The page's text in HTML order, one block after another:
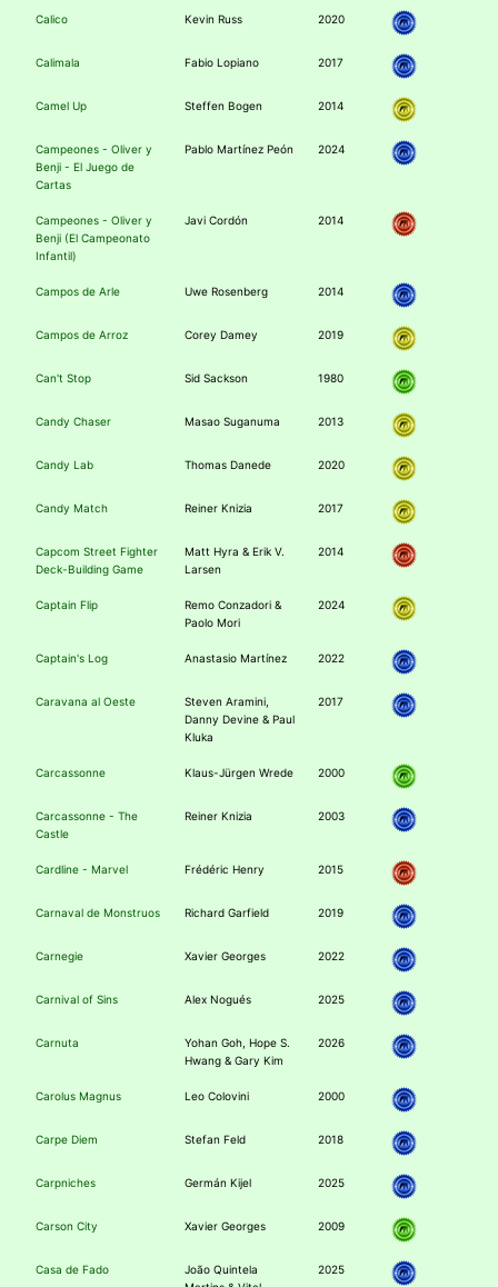
Calico Kevin Russ 2020
Calimala Fabio Lopiano 2017
Camel Up Steffen Bogen 2014
Campeones - Oliver y
Benji - El Juego de
Cartas
Pablo Martínez Peón 2024
Campeones - Oliver y
Benji (El Campeonato
Infantil)
Javi Cordón 2014
Campos de Arle Uwe Rosenberg 2014
Campos de Arroz Corey Damey 2019
Can't Stop Sid Sackson 1980
Candy Chaser Masao Suganuma 2013
Candy Lab Thomas Danede 2020
Candy Match Reiner Knizia 2017
Capcom Street Fighter
Deck-Building Game
Matt Hyra & Erik V.
Larsen
2014
Captain Flip
Remo Conzadori &
Paolo Mori
2024
Captain's Log Anastasio Martínez 2022
Caravana al Oeste
Steven Aramini,
Danny Devine & Paul
Kluka
2017
Carcassonne Klaus-Jürgen Wrede 2000
Carcassonne - The
Castle
Reiner Knizia 2003
Cardline - Marvel Frédéric Henry 2015
Carnaval de Monstruos Richard Garfield 2019
Carnegie Xavier Georges 2022
Carnival of Sins Alex Nogués 2025
Carnuta
Yohan Goh, Hope S.
Hwang & Gary Kim
2026
Carolus Magnus Leo Colovini 2000
Carpe Diem Stefan Feld 2018
Carpniches Germán Kijel 2025
Carson City Xavier Georges 2009
Casa de Fado
João Quintela
2025